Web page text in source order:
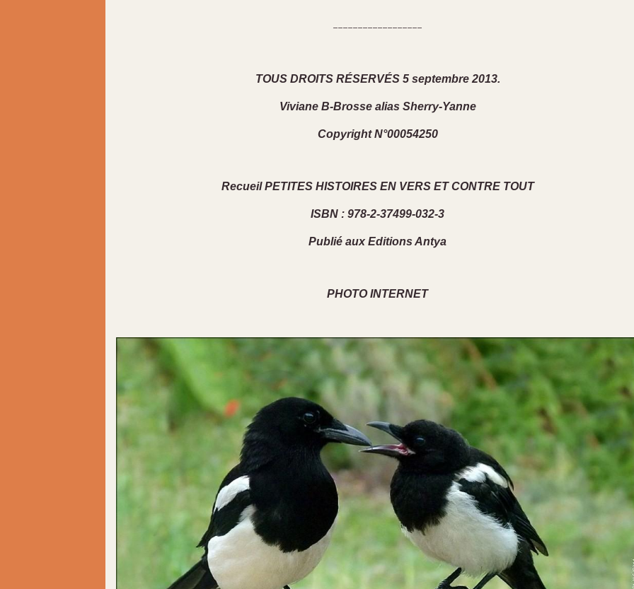
------------------
TOUS DROITS RÉSERVÉS 5 septembre 2013.
Viviane B-Brosse alias Sherry-Yanne
Copyright N°00054250
Recueil PETITES HISTOIRES EN VERS ET CONTRE TOUT
ISBN : 978-2-37499-032-3
Publié aux Editions Antya
PHOTO INTERNET